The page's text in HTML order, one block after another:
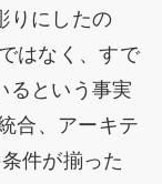
りにしたの
はなく、すで
るという事実
合、アーキテ
件が揃った